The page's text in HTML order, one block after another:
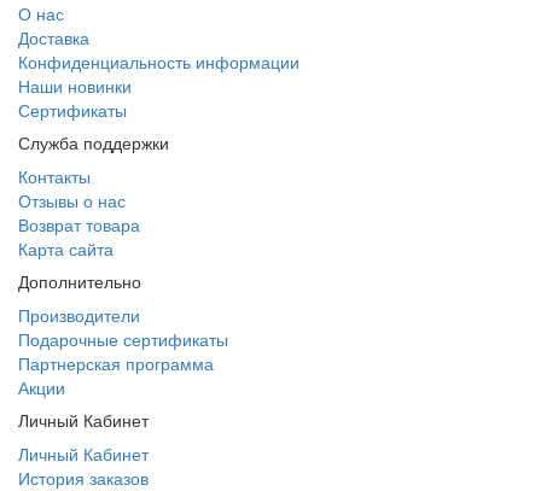
О нас
Доставка
Конфиденциальность информации
Наши новинки
Сертификаты
Служба поддержки
Контакты
Отзывы о нас
Возврат товара
Карта сайта
Дополнительно
Производители
Подарочные сертификаты
Партнерская программа
Акции
Личный Кабинет
Личный Кабинет
История заказов